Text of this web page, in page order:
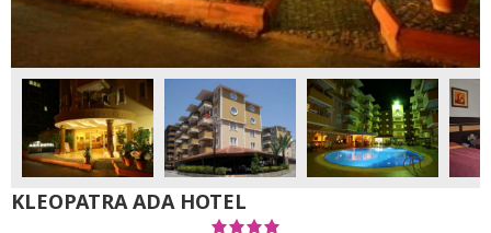
KLEOPATRA ADA HOTEL